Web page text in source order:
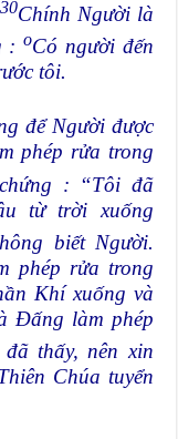
30Chính Người là
:oCó người đến
tôi.
để Người được
phép rửa trong
: “Tôi đã
từ trời xuống
biết Người.
phép rửa trong
Khí xuống và
Đấng làm phép
thấy, nên xin
Chúa tuyển